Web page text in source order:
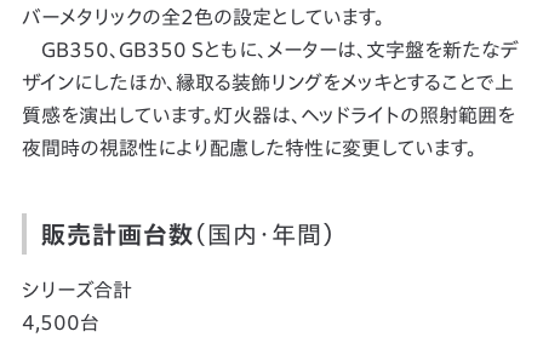
バーメタリックの全2色の設定としています。
GB350、GB350 Sともに、メーターは、文字盤を新たなデ
ザインにしたほか、縁取る装飾リングをメッキとすることで上
質感を演出しています。灯火器は、ヘッドライトの照射範囲を
夜間時の視認性により配慮した特性に変更しています。
販売計画台数 （国内・年間）
シリーズ合計
4,500台